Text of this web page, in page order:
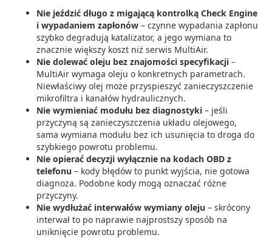
Nie jeździć długo z migającą kontrolką Check Engine
i wypadaniem zapłonów – czynne wypadania zapłonu
szybko degradują katalizator, a jego wymiana to
znacznie większy koszt niż serwis MultiAir.
Nie dolewać oleju bez znajomości specyfikacji –
MultiAir wymaga oleju o konkretnych parametrach.
Niewłaściwy olej może przyspieszyć zanieczyszczenie
mikrofiltra i kanałów hydraulicznych.
Nie wymieniać modułu bez diagnostyki – jeśli
przyczyną są zanieczyszczenia układu olejowego,
sama wymiana modułu bez ich usunięcia to droga do
szybkiego powrotu problemu.
Nie opierać decyzji wyłącznie na kodach OBD z
telefonu – kody błędów to punkt wyjścia, nie gotowa
diagnoza. Podobne kody mogą oznaczać różne
przyczyny.
Nie wydłużać interwałów wymiany oleju – skrócony
interwał to po naprawie najprostszy sposób na
uniknięcie powrotu problemu.